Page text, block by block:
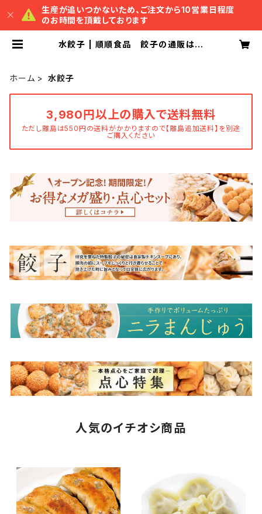
生産が追いつかないため、ご注文から10営業日程度
のお時間を頂戴しております
水餃子 | 順順食品 餃子の通販は秋
ホーム
水餃子
3,980円以上の購入で送料無料
ただし離島は550円の送料がかかりますので【離島追加送料】を別途
ご購入ください
人気のイチオシ商品